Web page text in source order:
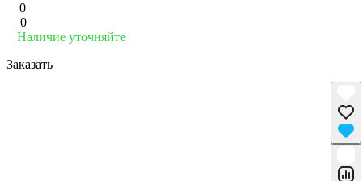
0
0
Наличие уточняйте
Заказать